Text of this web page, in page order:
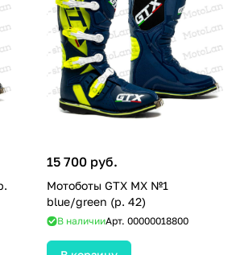
15 700 руб.
Мотоботы GTX MX №1
blue/green (р. 42)
В наличииАрт. 00000018800